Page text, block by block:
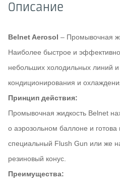
Описание
Belnet Aerosol – Промывочная
Наиболее быстрое и
небольших холодильных линий
кондиционирования и
Принцип действия:
Промывочная жидкость Belnet
o аэрозольном баллоне и готова
специальный Flush Gun или же
резиновый конус.
Преимущества: